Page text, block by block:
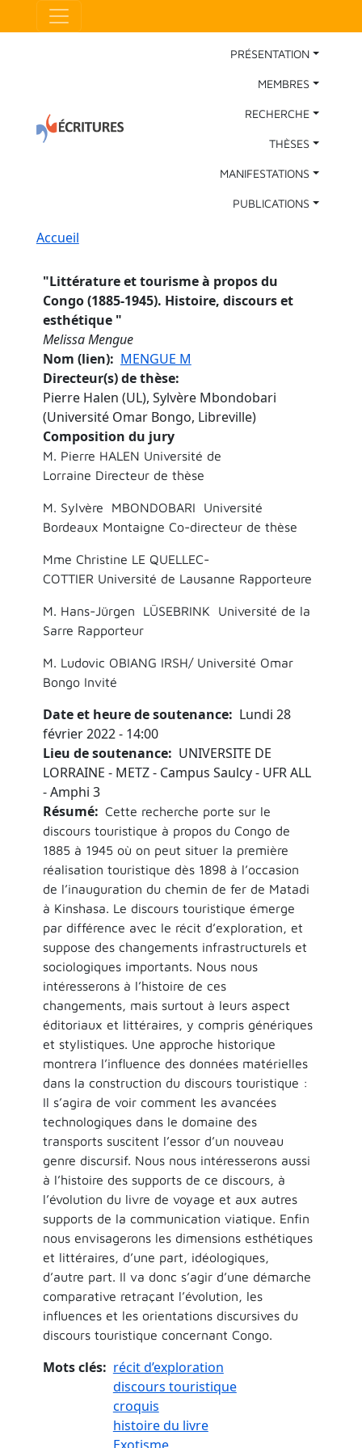
Aller au contenu principal
Main Navigation
PRÉSENTATION
MEMBRES
RECHERCHE
THÈSES
MANIFESTATIONS
PUBLICATIONS
Fil d'Ariane
Accueil
"Littérature et tourisme à propos du
Congo (1885-1945). Histoire, discours et
esthétique"
Melissa Mengue
Nom (lien)
MENGUE M
Directeur(s) de thèse
Pierre Halen (UL), Sylvère Mbondobari
(Université Omar Bongo, Libreville)
Composition du jury
M. Pierre HALEN Université de
Lorraine Directeur de thèse
M. Sylvère MBONDOBARI Université
Bordeaux Montaigne Co-directeur de thèse
Mme Christine LE QUELLEC-
COTTIER Université de Lausanne Rapporteure
M. Hans-Jürgen LÜSEBRINK Université de la
Sarre Rapporteur
M. Ludovic OBIANG IRSH/ Université Omar
Bongo Invité
Date et heure de soutenance
Lundi 28
février 2022 - 14:00
Lieu de soutenance
UNIVERSITE DE
LORRAINE - METZ - Campus Saulcy - UFR ALL
- Amphi 3
Résumé
Cette recherche porte sur le
discours touristique à propos du Congo de
1885 à 1945 où on peut situer la première
réalisation touristique dès 1898 à l’occasion
de l’inauguration du chemin de fer de Matadi
à Kinshasa. Le discours touristique émerge
par différence avec le récit d’exploration, et
suppose des changements infrastructurels et
sociologiques importants. Nous nous
intéresserons à l’histoire de ces
changements, mais surtout à leurs aspect
éditoriaux et littéraires, y compris génériques
et stylistiques. Une approche historique
montrera l’influence des données matérielles
dans la construction du discours touristique :
Il s’agira de voir comment les avancées
technologiques dans le domaine des
transports suscitent l’essor d’un nouveau
genre discursif. Nous nous intéresserons aussi
à l’histoire des supports de ce discours, à
l’évolution du livre de voyage et aux autres
supports de la communication viatique. Enfin
nous envisagerons les dimensions esthétiques
et littéraires, d’une part, idéologiques,
d’autre part. Il va donc s’agir d’une démarche
comparative retraçant l’évolution, les
influences et les orientations discursives du
discours touristique concernant Congo.
Mots clés
récit d’exploration
discours touristique
croquis
histoire du livre
Panneau de gestion des cookies